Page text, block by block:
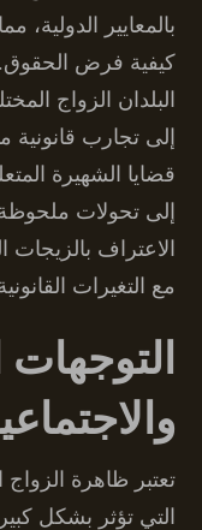
بالمعايير الدولية،
كيفية فرض
البلدان الزواج
إلى تجارب قانونية
قضايا الشهيرة
إلى تحولات ملحوظة
الاعتراف بالزيجات
مع التغيرات
التوجهات
تعتبر ظاهرة
التي تؤثر بشكل